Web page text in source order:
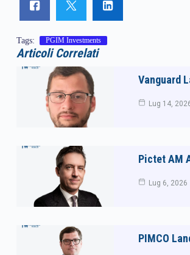
Tags: PGIM Investments
Articoli Correlati
Vanguard
Lug 14,
Pictet AM
Lug 6, 2026
PIMCO